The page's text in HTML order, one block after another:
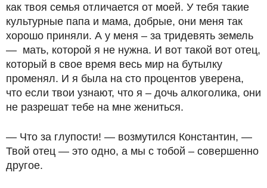
как твоя семья отличается от моей. У тебя такие
культурные папа и мама, добрые, они меня так
хорошо приняли. А у меня – за тридевять земель
— мать, которой я не нужна. И вот такой вот отец,
который в свое время весь мир на бутылку
променял. И я была на сто процентов уверена,
что если твои узнают, что я – дочь алкоголика, они
не разрешат тебе на мне жениться.
— Что за глупости! — возмутился Константин, —
Твой отец — это одно, а мы с тобой – совершенно
другое.